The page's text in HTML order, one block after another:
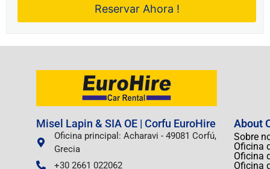
Misel Lapin & SIA OE | Corfu EuroHire
Oficina principal: Acharavi - 49081 Corfú,
Grecia
+30 2661 022062
About
Sobre
Oficina
Oficina
Oficina